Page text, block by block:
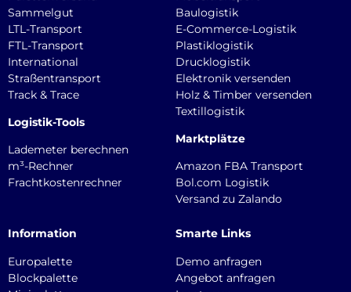
Sammelgut
LTL-Transport
FTL-Transport
International
Straßentransport
Track & Trace
Logistik-Tools
Lademeter berechnen
m³-Rechner
Frachtkostenrechner
Baulogistik
E-Commerce-Logistik
Plastiklogistik
Drucklogistik
Elektronik versenden
Holz & Timber versenden
Textillogistik
Marktplätze
Amazon FBA Transport
Bol.com Logistik
Versand zu Zalando
Information
Europalette
Blockpalette
Smarte Links
Demo anfragen
Angebot anfragen